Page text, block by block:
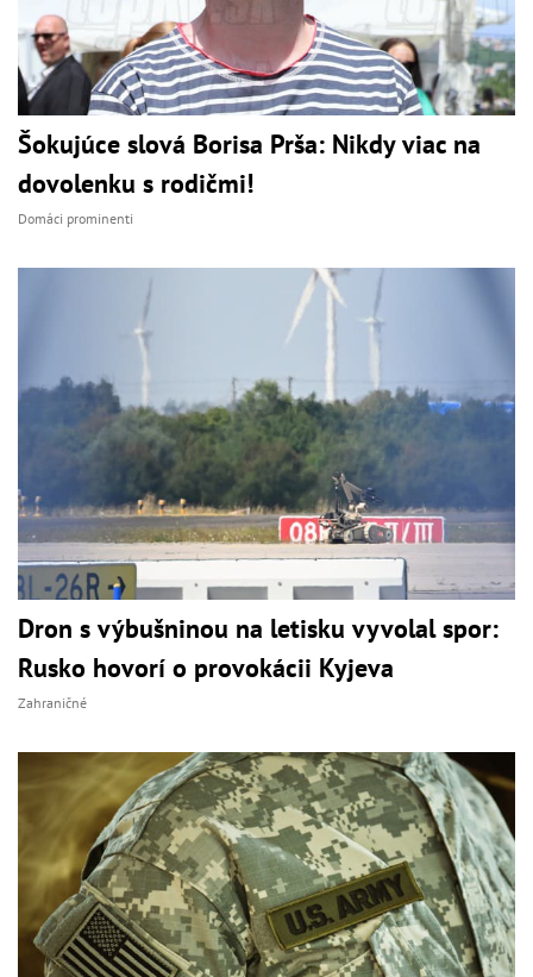
Šokujúce slová Borisa Prša: Nikdy viac na
dovolenku s rodičmi!
Domáci prominenti
Dron s výbušninou na letisku vyvolal spor:
Rusko hovorí o provokácii Kyjeva
Zahraničné